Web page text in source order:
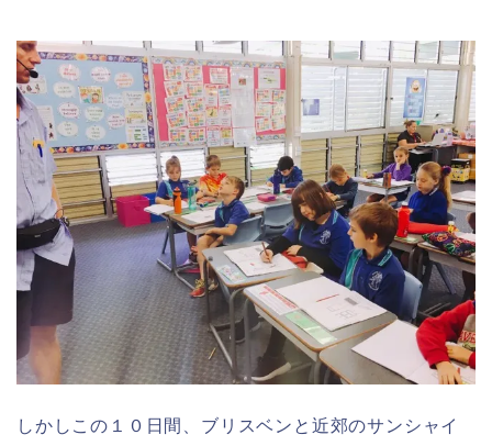
しかしこの１０日間、ブリスベンと近郊のサンシャイ